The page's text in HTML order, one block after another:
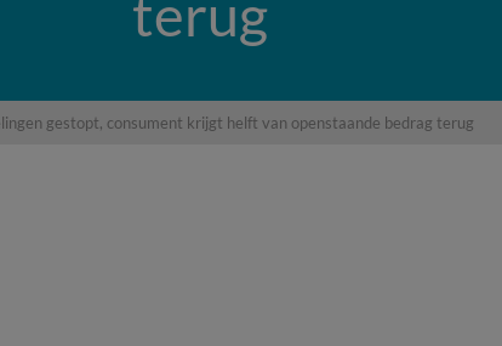
terug
gestopt, consument krijgt helft van openstaande bedrag terug